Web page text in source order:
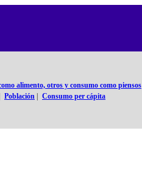
alimento, otros y consumo como piensos
Población Consumo per cápita